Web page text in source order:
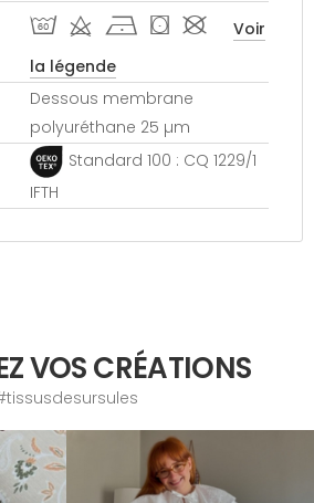
S d h ( #
Voir
la légende
Dessous membrane
polyuréthane 25 µm
Standard 100 : CQ 1229/1
IFTH
VOS CRÉATIONS